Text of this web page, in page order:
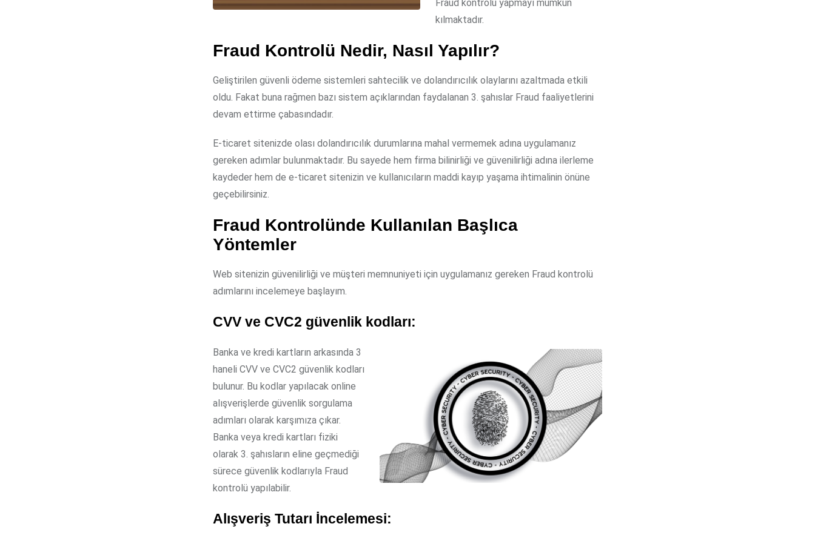
Fraud kontrolü yapmayı mümkün
kılmaktadır.
Fraud Kontrolü Nedir, Nasıl Yapılır?
Geliştirilen güvenli ödeme sistemleri sahtecilik ve dolandırıcılık olaylarını azaltmada etkili
oldu. Fakat buna rağmen bazı sistem açıklarından faydalanan 3. şahıslar Fraud faaliyetlerini
devam ettirme çabasındadır.
E-ticaret sitenizde olası dolandırıcılık durumlarına mahal vermemek adına uygulamanız
gereken adımlar bulunmaktadır. Bu sayede hem firma bilinirliği ve güvenilirliği adına ilerleme
kaydeder hem de e-ticaret sitenizin ve kullanıcıların maddi kayıp yaşama ihtimalinin önüne
geçebilirsiniz.
Fraud Kontrolünde Kullanılan Başlıca
Yöntemler
Web sitenizin güvenilirliği ve müşteri memnuniyeti için uygulamanız gereken Fraud kontrolü
adımlarını incelemeye başlayım.
CVV ve CVC2 güvenlik kodları:
Banka ve kredi kartların arkasında 3
haneli CVV ve CVC2 güvenlik kodları
bulunur. Bu kodlar yapılacak online
alışverişlerde güvenlik sorgulama
adımları olarak karşımıza çıkar.
Banka veya kredi kartları fiziki
olarak 3. şahısların eline geçmediği
sürece güvenlik kodlarıyla Fraud
kontrolü yapılabilir.
Alışveriş Tutarı İncelemesi: